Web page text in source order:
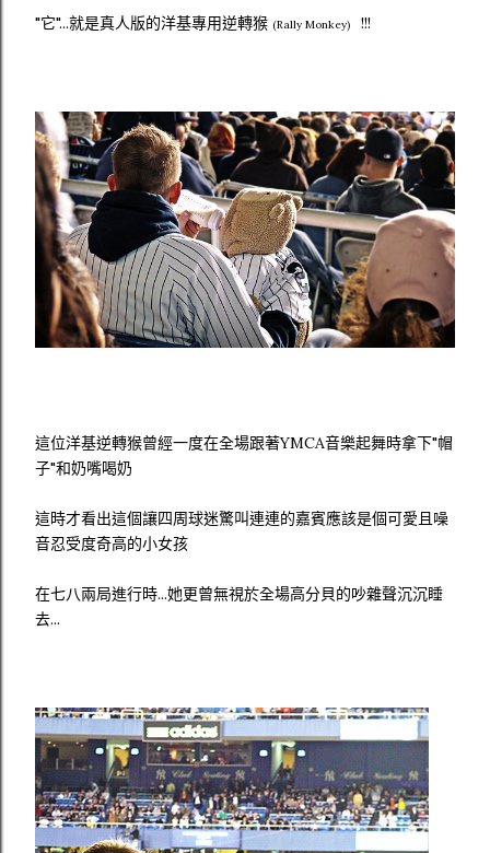
"它"...就是真人版的洋基專用逆轉猴 (Rally Monkey) !!!
這位洋基逆轉猴曾經一度在全場跟著YMCA音樂起舞時拿下"帽
子"和奶嘴喝奶
這時才看出這個讓四周球迷驚叫連連的嘉賓應該是個可愛且噪
音忍受度奇高的小女孩
在七八兩局進行時...她更曾無視於全場高分貝的吵雜聲沉沉睡
去...